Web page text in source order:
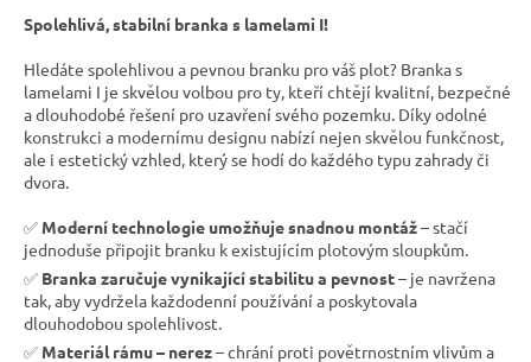
Spolehlivá, stabilní branka s lamelami I!
Hledáte spolehlivou a pevnou branku pro váš plot? Branka s
lamelami I je skvělou volbou pro ty, kteří chtějí kvalitní, bezpečné
a dlouhodobé řešení pro uzavření svého pozemku. Díky odolné
konstrukci a modernímu designu nabízí nejen skvělou funkčnost,
ale i estetický vzhled, který se hodí do každého typu zahrady či
dvora.
✅ Moderní technologie umožňuje snadnou montáž– stačí
jednoduše připojit branku k existujícím plotovým sloupkům.
✅ Branka zaručuje vynikající stabilitu a pevnost– je navržena
tak, aby vydržela každodenní používání a poskytovala
dlouhodobou spolehlivost.
✅ Materiál rámu – nerez– chrání proti povětrnostním vlivům a